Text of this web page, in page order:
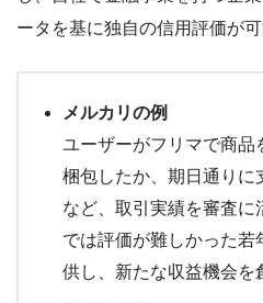
ータを基に独自の信用評価が可
メルカリの例
ユーザーがフリマで商品
梱包したか、期日通りに
など、取引実績を審査
では評価が難しかった若
供し、新たな収益機会を